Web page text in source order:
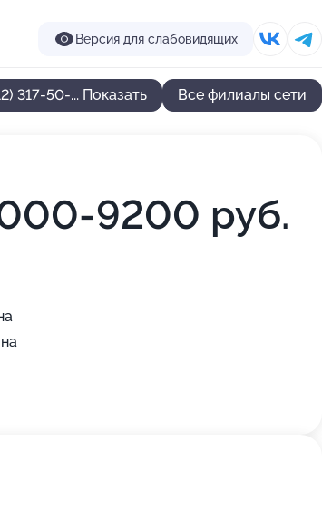
Версия для слабовидящих
317-50-... Показать Все филиалы сети
9200 руб.